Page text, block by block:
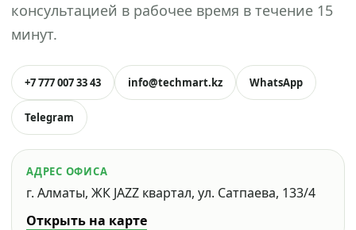
консультацией в рабочее время в течение 15
минут.
+7 777 007 33 43 info@techmart.kz WhatsApp
Telegram
АДРЕС ОФИСА
г. Алматы, ЖК JAZZ квартал, ул. Сатпаева, 133/4
Открыть на карте